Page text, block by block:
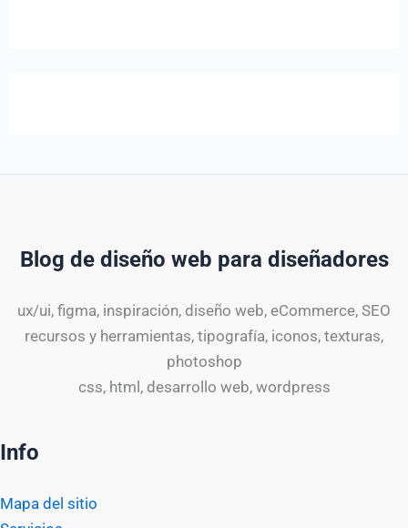
Blog de diseño web para diseñadores
ux/ui, figma, inspiración, diseño web, eCommerce, SEO
recursos y herramientas, tipografía, iconos, texturas,
photoshop
css, html, desarrollo web, wordpress
Info
Mapa del sitio